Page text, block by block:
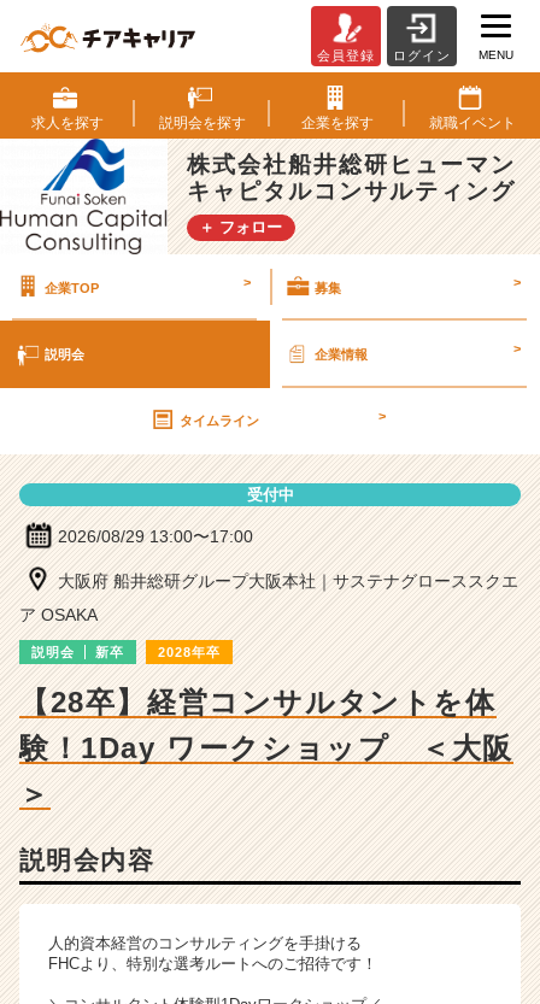
式
会
社
船
井
総
研
ー
キ
ャ
ン
サ
ィ
グ
の
説
ベ
チ
ャ
会員登録 ログイン MENU
求人を探す 説明会を探す 企業を探す 就職イベント
株式会社船井総研ヒューマン
キャピタルコンサルティング
＋ フォロー
企業TOP > 募集 >
説明会 企業情報 >
タイムライン >
受付中
2026/08/29 13:00〜17:00
大阪府 船井総研グループ大阪本社｜サステナグローススクエ
ア OSAKA
説明会 新卒 2028年卒
【28卒】経営コンサルタントを体
験！1Day ワークショップ ＜大阪
＞
説明会内容
人的資本経営のコンサルティングを手掛ける
FHCより、特別な選考ルートへのご招待です！